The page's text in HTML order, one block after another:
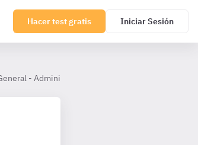
Hacer test gratis Iniciar Sesión
- Administrativos Junta Andalucía